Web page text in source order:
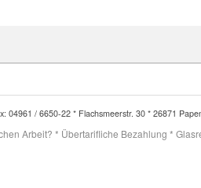
04961 / 6650-22 * Flachsmeerstr. 30 * 26871
Arbeit? * Übertarifliche Bezahlung *